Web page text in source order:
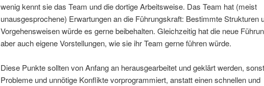
wenig kennt sie das Team und die dortige Arbeitsweise. Das Team hat (meist
unausgesprochene) Erwartungen an die Führungskraft: Bestimmte Strukturen
Vorgehensweisen würde es gerne beibehalten. Gleichzeitig hat die neue
aber auch eigene Vorstellungen, wie sie ihr Team gerne führen würde.
Diese Punkte sollten von Anfang an herausgearbeitet und geklärt werden,
Probleme und unnötige Konflikte vorprogrammiert, anstatt einen schnellen und